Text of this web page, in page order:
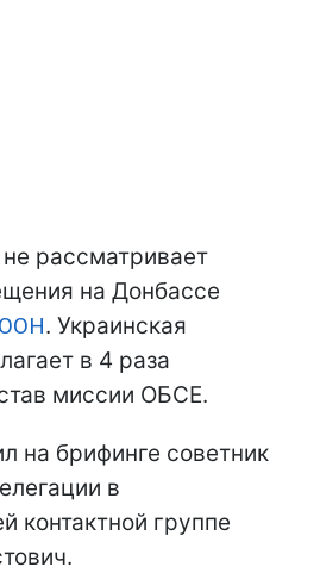
рассматривает
на Донбассе
. Украинская
в 4 раза
миссии ОБСЕ.
на брифинге советник
в
контактной группе